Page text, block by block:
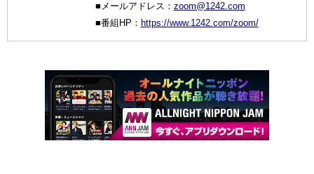
■メールアドレス： zoom@1242.com
■番組HP： https://www.1242.com/zoom/